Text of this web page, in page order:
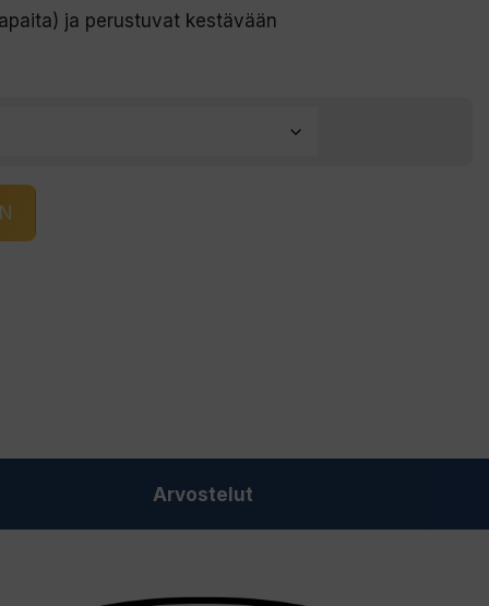
ja perustuvat kestävään
Arvostelut